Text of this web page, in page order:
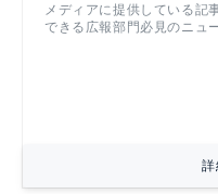
メディアに提供している記
できる広報部門必見のニュ
詳